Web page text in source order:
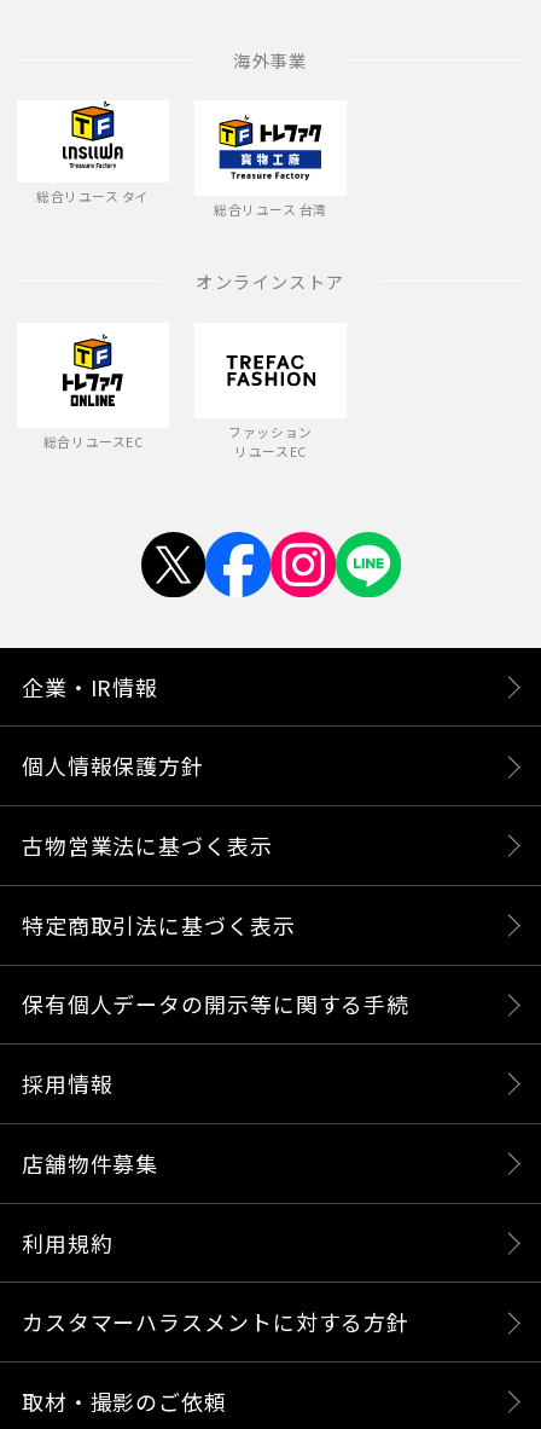
海外事業
総合リユース タイ
総合リユース 台湾
オンラインストア
総合リユースEC
ファッション
リユースEC
企業・IR情報
個人情報保護方針
古物営業法に基づく表示
特定商取引法に基づく表示
保有個人データの開示等に関する手続
採用情報
店舗物件募集
利用規約
カスタマーハラスメントに対する方針
取材・撮影のご依頼